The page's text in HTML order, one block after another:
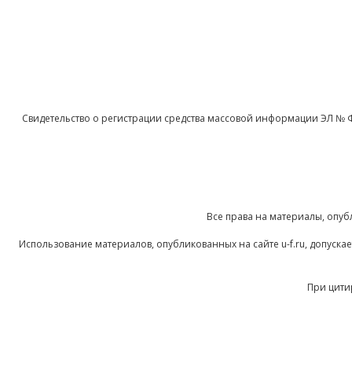
Свидетельство о регистрации средства массовой информации ЭЛ
Все права на материалы,
Использование материалов, опубликованных на сайте u-f.ru,
При